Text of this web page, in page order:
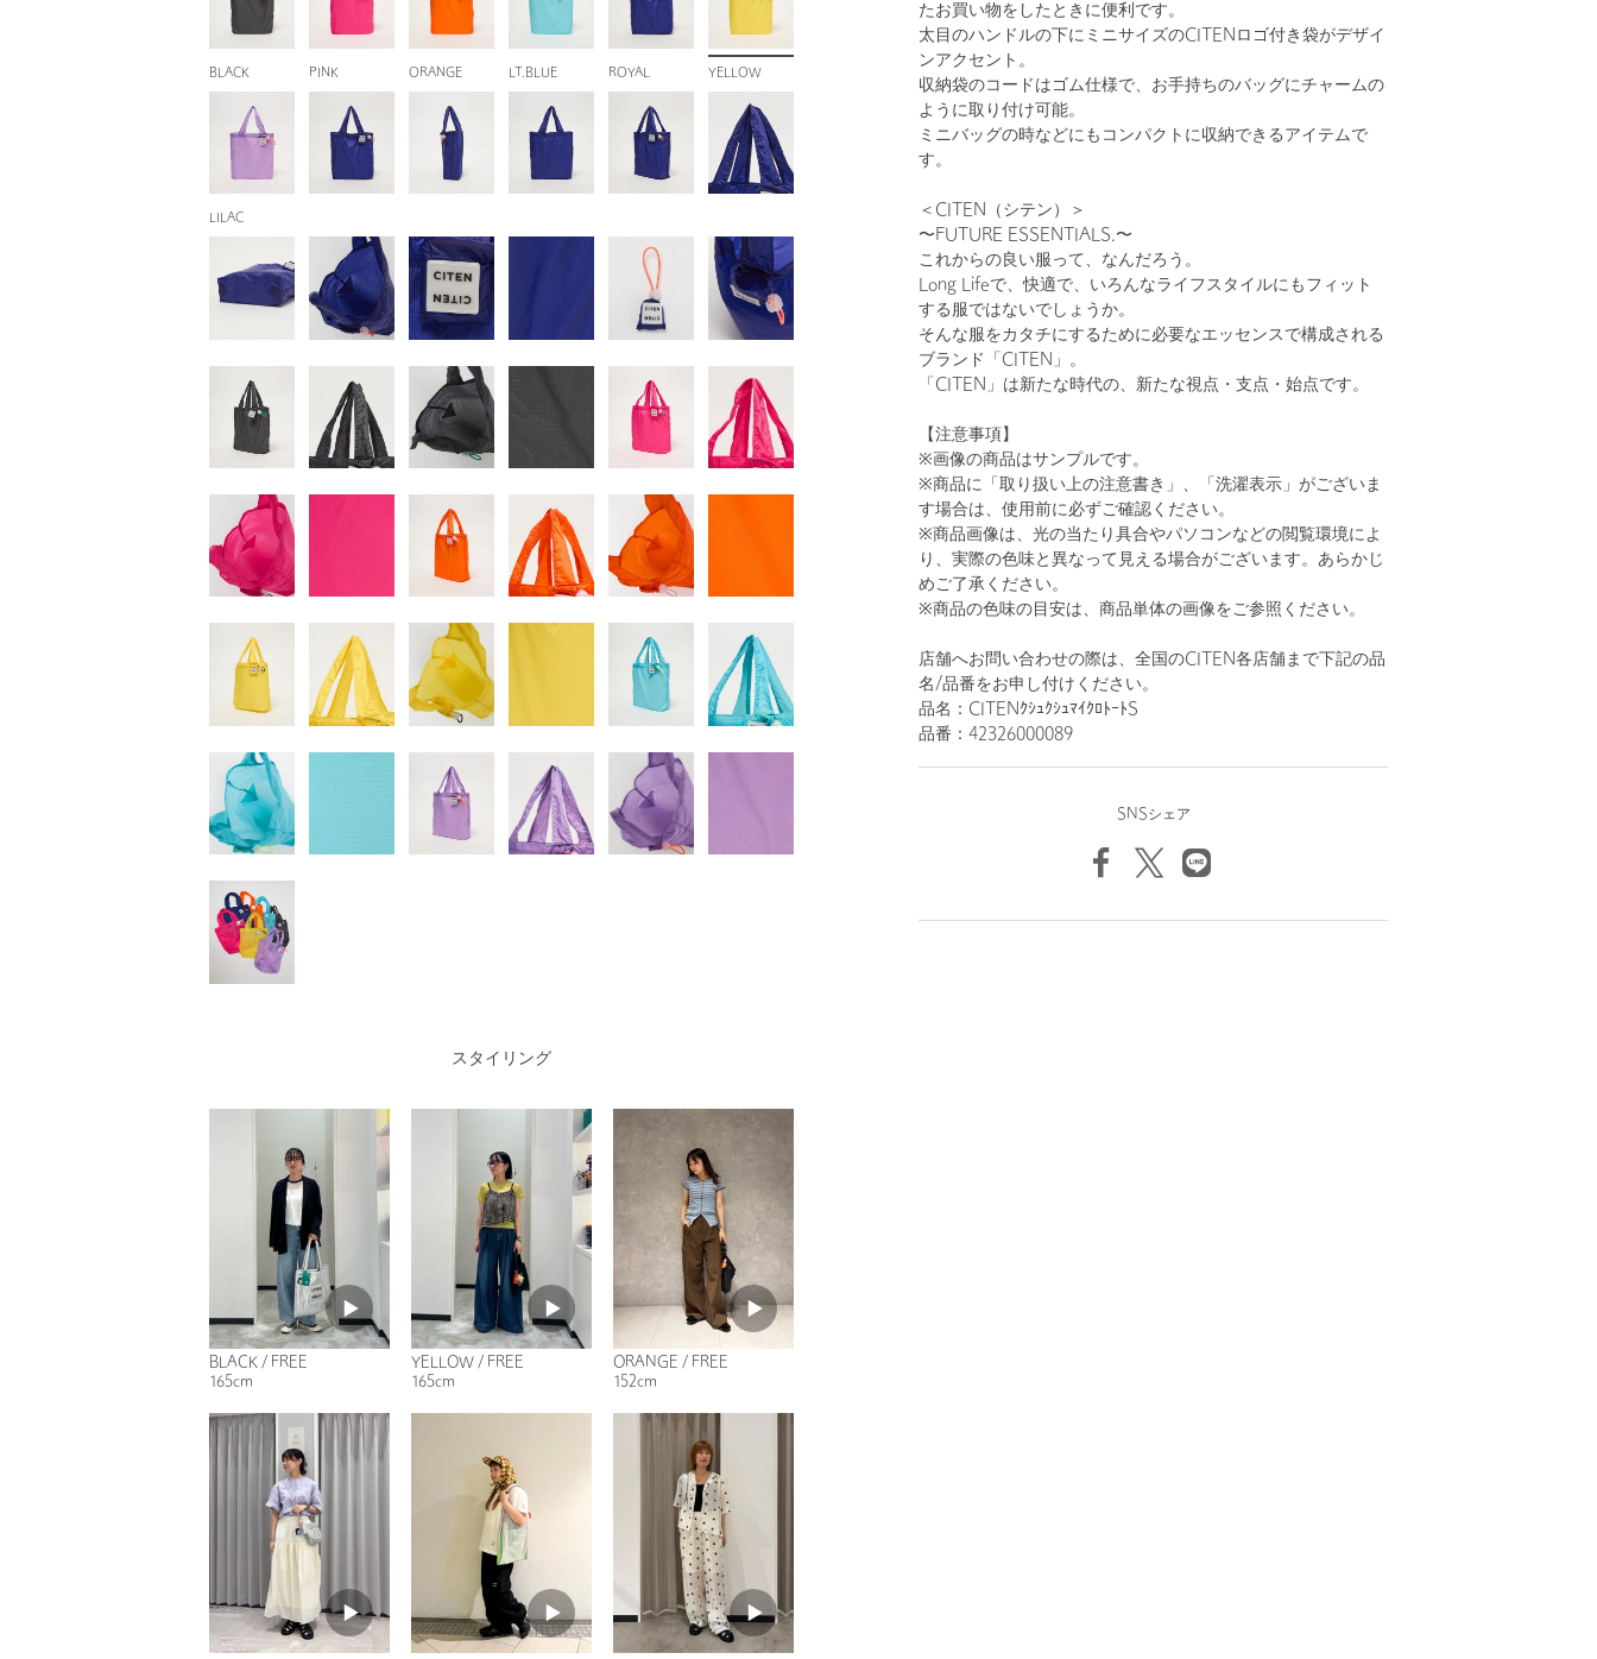
BLACK PINK ORANGE LT.BLUE ROYAL YELLOW
LILAC
たお買い物をしたときに便利です。
太目のハンドルの下にミニサイズのCITENロゴ付き袋がデザイ
ンアクセント。
収納袋のコードはゴム仕様で、お手持ちのバッグにチャームの
ように取り付け可能。
ミニバッグの時などにもコンパクトに収納できるアイテムで
す。
＜CITEN（シテン）＞
〜FUTURE ESSENTIALS.〜
これからの良い服って、なんだろう。
Long Lifeで、快適で、いろんなライフスタイルにもフィット
する服ではないでしょうか。
そんな服をカタチにするために必要なエッセンスで構成される
ブランド「CITEN」。
「CITEN」は新たな時代の、新たな視点・支点・始点です。
【注意事項】
※画像の商品はサンプルです。
※商品に「取り扱い上の注意書き」、「洗濯表示」がございま
す場合は、使用前に必ずご確認ください。
※商品画像は、光の当たり具合やパソコンなどの閲覧環境によ
り、実際の色味と異なって見える場合がございます。あらかじ
めご了承ください。
※商品の色味の目安は、商品単体の画像をご参照ください。
店舗へお問い合わせの際は、全国のCITEN各店舗まで下記の品
名/品番をお申し付けください。
品名：CITENｸｼｭｸｼｭﾏｲｸﾛﾄｰﾄS
品番：42326000089
SNSシェア
スタイリング
BLACK / FREE
165cm
YELLOW / FREE
165cm
ORANGE / FREE
152cm